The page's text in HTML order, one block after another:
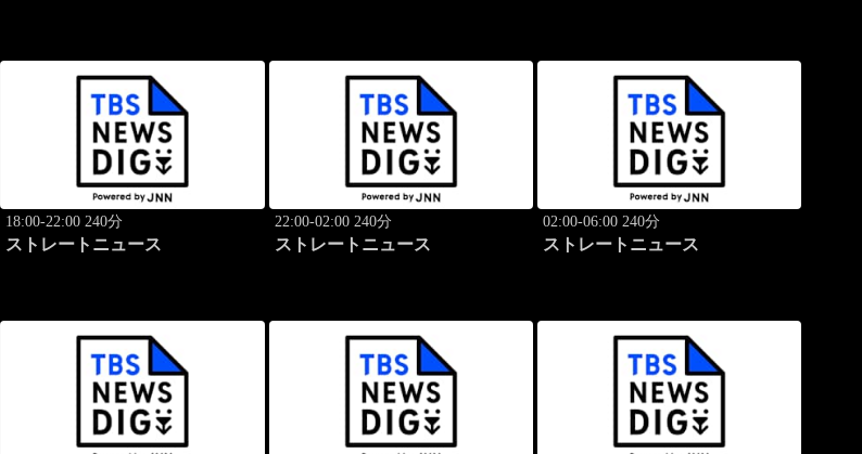
18:00-22:00 240分
ストレートニュース
22:00-02:00 240分
ストレートニュース
02:00-06:00 240分
ストレートニュース